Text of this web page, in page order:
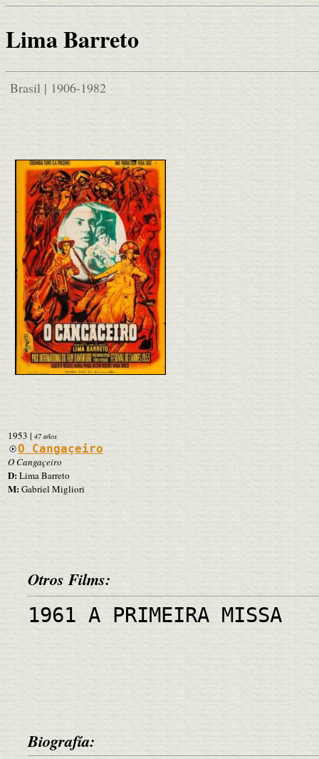
Lima Barreto
Brasil | 1906-1982
1953 | 47 años
O Cangaçeiro
O Cangaçeiro
D:Lima Barreto
M:Gabriel Migliori
Otros Films:
1961 A PRIMEIRA MISSA
Biografía: